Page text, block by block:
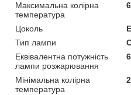
Максимальна колірна
температура
Цоколь
Тип лампи
Еквівалентна потужність
лампи розжарювання
Мінімальна колірна
температура